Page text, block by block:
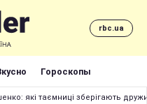
rbc.ua
Гороскопы
які таємниці зберігають